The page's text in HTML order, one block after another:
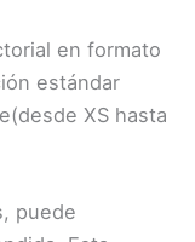
en formato
estándar
XS hasta
puede